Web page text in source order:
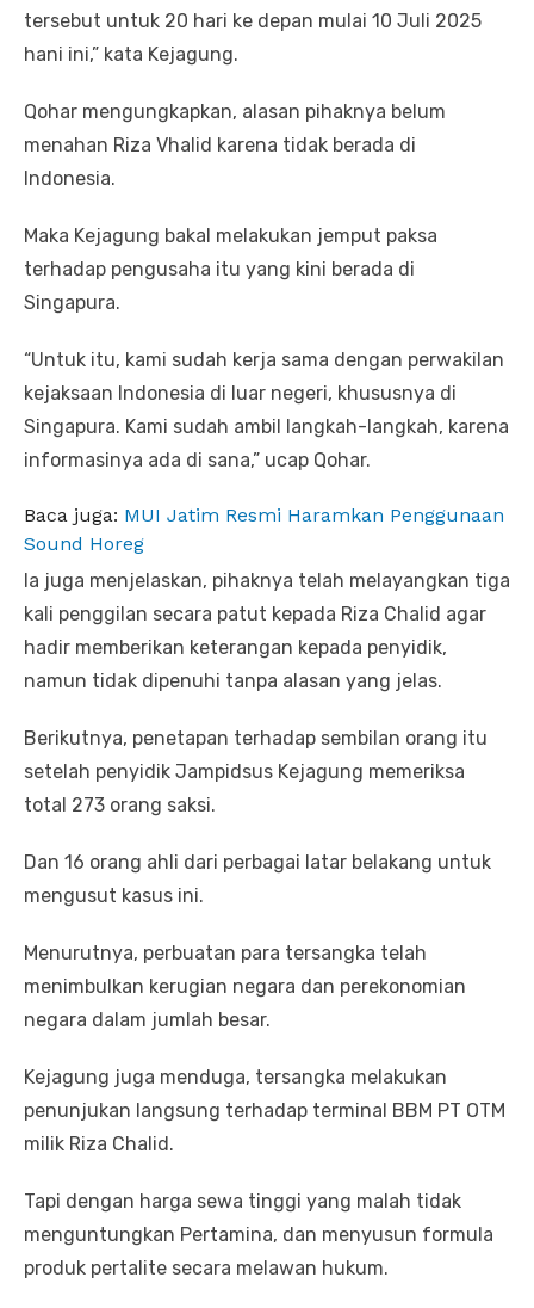
tersebut untuk 20 hari ke depan mulai 10 Juli 2025
hani ini,” kata Kejagung.
Qohar mengungkapkan, alasan pihaknya belum
menahan Riza Vhalid karena tidak berada di
Indonesia.
Maka Kejagung bakal melakukan jemput paksa
terhadap pengusaha itu yang kini berada di
Singapura.
“Untuk itu, kami sudah kerja sama dengan perwakilan
kejaksaan Indonesia di luar negeri, khususnya di
Singapura. Kami sudah ambil langkah-langkah, karena
informasinya ada di sana,” ucap Qohar.
Baca juga: MUI Jatim Resmi Haramkan Penggunaan
Sound Horeg
Ia juga menjelaskan, pihaknya telah melayangkan tiga
kali penggilan secara patut kepada Riza Chalid agar
hadir memberikan keterangan kepada penyidik,
namun tidak dipenuhi tanpa alasan yang jelas.
Berikutnya, penetapan terhadap sembilan orang itu
setelah penyidik Jampidsus Kejagung memeriksa
total 273 orang saksi.
Dan 16 orang ahli dari perbagai latar belakang untuk
mengusut kasus ini.
Menurutnya, perbuatan para tersangka telah
menimbulkan kerugian negara dan perekonomian
negara dalam jumlah besar.
Kejagung juga menduga, tersangka melakukan
penunjukan langsung terhadap terminal BBM PT OTM
milik Riza Chalid.
Tapi dengan harga sewa tinggi yang malah tidak
menguntungkan Pertamina, dan menyusun formula
produk pertalite secara melawan hukum.